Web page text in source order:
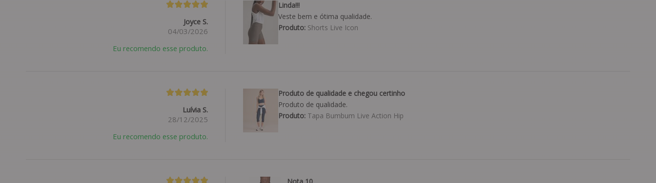
Joyce S.
04/03/2026
Eu recomendo esse produto.
Linda!!!
Veste bem e ótima qualidade.
Produto:Shorts Live Icon
Luívia S.
28/12/2025
Eu recomendo esse produto.
Produto de qualidade e chegou certinho
Produto de qualidade.
Produto:Tapa Bumbum Live Action Hip